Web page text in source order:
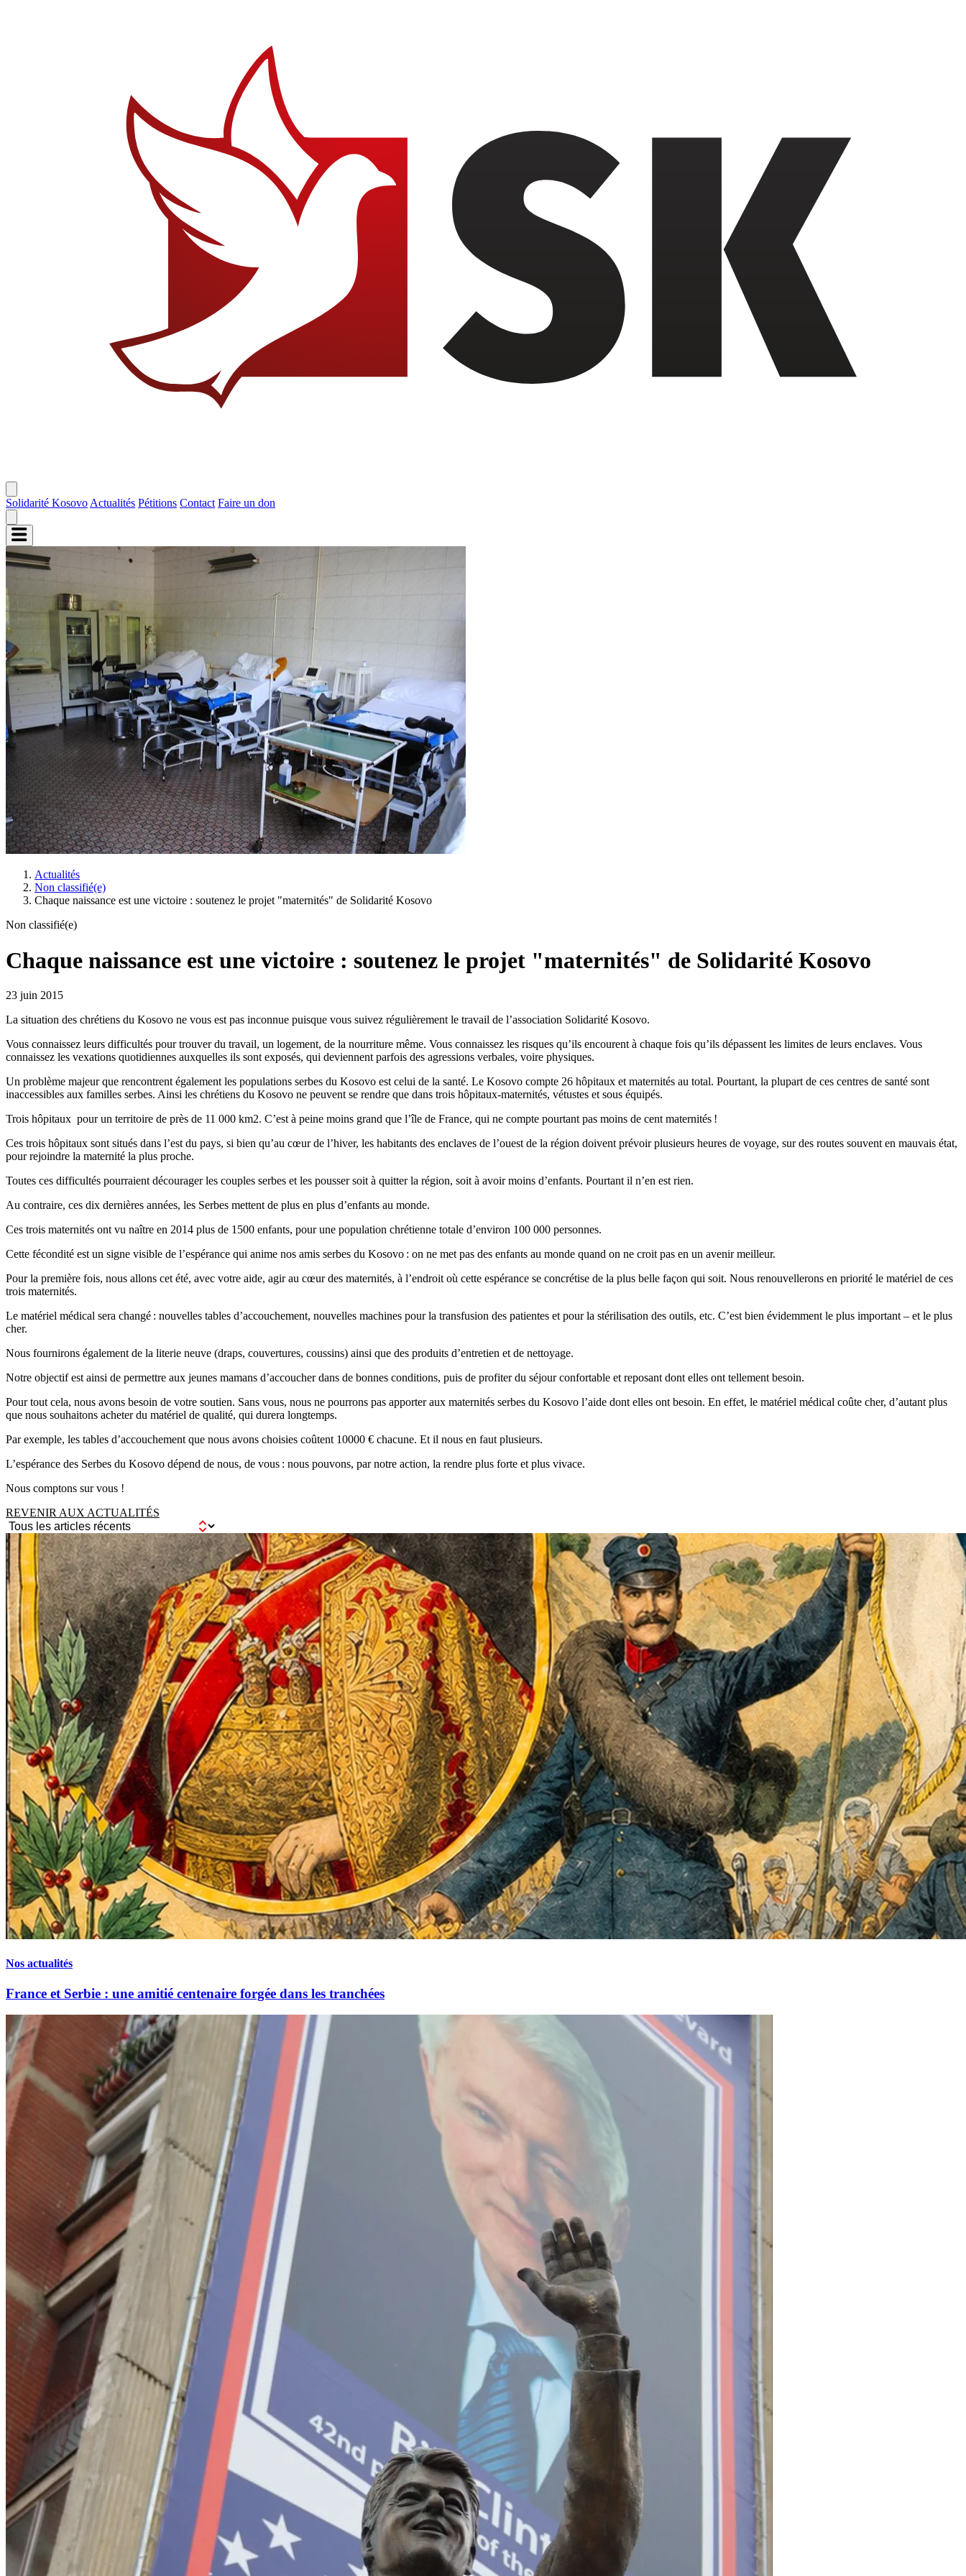
Solidarité Kosovo Actualités Pétitions Contact Faire un don
Actualités
Non classifié(e)
Chaque naissance est une victoire : soutenez le projet "maternités" de Solidarité Kosovo
Non classifié(e)
Chaque naissance est une victoire : soutenez le projet "maternités" de Solidarité Kosovo
23 juin 2015
La situation des chrétiens du Kosovo ne vous est pas inconnue puisque vous suivez régulièrement le travail de l’association Solidarité Kosovo.
Vous connaissez leurs difficultés pour trouver du travail, un logement, de la nourriture même. Vous connaissez les risques qu’ils encourent à chaque fois qu’ils dépassent les limites de leurs enclaves. Vous
connaissez les vexations quotidiennes auxquelles ils sont exposés, qui deviennent parfois des agressions verbales, voire physiques.
Un problème majeur que rencontrent également les populations serbes du Kosovo est celui de la santé. Le Kosovo compte 26 hôpitaux et maternités au total. Pourtant, la plupart de ces centres de santé sont
inaccessibles aux familles serbes. Ainsi les chrétiens du Kosovo ne peuvent se rendre que dans trois hôpitaux-maternités, vétustes et sous équipés.
Trois hôpitaux pour un territoire de près de 11 000 km2. C’est à peine moins grand que l’île de France, qui ne compte pourtant pas moins de cent maternités !
Ces trois hôpitaux sont situés dans l’est du pays, si bien qu’au cœur de l’hiver, les habitants des enclaves de l’ouest de la région doivent prévoir plusieurs heures de voyage, sur des routes souvent en mauvais état,
pour rejoindre la maternité la plus proche.
Toutes ces difficultés pourraient décourager les couples serbes et les pousser soit à quitter la région, soit à avoir moins d’enfants. Pourtant il n’en est rien.
Au contraire, ces dix dernières années, les Serbes mettent de plus en plus d’enfants au monde.
Ces trois maternités ont vu naître en 2014 plus de 1500 enfants, pour une population chrétienne totale d’environ 100 000 personnes.
Cette fécondité est un signe visible de l’espérance qui anime nos amis serbes du Kosovo : on ne met pas des enfants au monde quand on ne croit pas en un avenir meilleur.
Pour la première fois, nous allons cet été, avec votre aide, agir au cœur des maternités, à l’endroit où cette espérance se concrétise de la plus belle façon qui soit. Nous renouvellerons en priorité le matériel de ces
trois maternités.
Le matériel médical sera changé : nouvelles tables d’accouchement, nouvelles machines pour la transfusion des patientes et pour la stérilisation des outils, etc. C’est bien évidemment le plus important – et le plus
cher.
Nous fournirons également de la literie neuve (draps, couvertures, coussins) ainsi que des produits d’entretien et de nettoyage.
Notre objectif est ainsi de permettre aux jeunes mamans d’accoucher dans de bonnes conditions, puis de profiter du séjour confortable et reposant dont elles ont tellement besoin.
Pour tout cela, nous avons besoin de votre soutien. Sans vous, nous ne pourrons pas apporter aux maternités serbes du Kosovo l’aide dont elles ont besoin. En effet, le matériel médical coûte cher, d’autant plus
que nous souhaitons acheter du matériel de qualité, qui durera longtemps.
Par exemple, les tables d’accouchement que nous avons choisies coûtent 10000 € chacune. Et il nous en faut plusieurs.
L’espérance des Serbes du Kosovo dépend de nous, de vous : nous pouvons, par notre action, la rendre plus forte et plus vivace.
Nous comptons sur vous !
REVENIR AUX ACTUALITÉS
Nos actualités
France et Serbie : une amitié centenaire forgée dans les tranchées